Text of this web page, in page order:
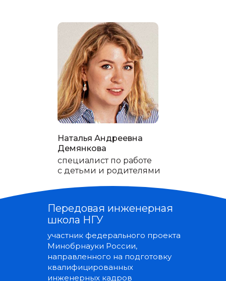
Наталья Андреевна
Демянкова
специалист по работе
с детьми и родителями
участник федерального проекта
Минобрнауки России,
направленного на подготовку
квалифицированных
инженерных кадров
Передовая инженерная
школа НГУ